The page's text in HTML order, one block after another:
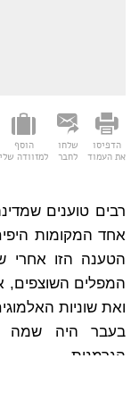
תעודת זהות
שפה רשמית:
מטבע:טאלה
בירה:אַפְּיָה (Apia)
קידומת:
הפרש שעות:מינוס 14 שעות
הדפיסו
את העמוד
שלחו
לחבר
הוסף
למזוודה שלי
רבים טוענים
אחד המקומות
הטענה הזו אחרי
המפלים
ואת שוניות
בעבר היה שמה
הגרמנית.
מזרחית לסמואה